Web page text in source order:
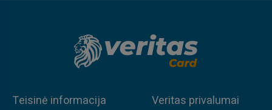
Teisinė informacija Veritas privalumai